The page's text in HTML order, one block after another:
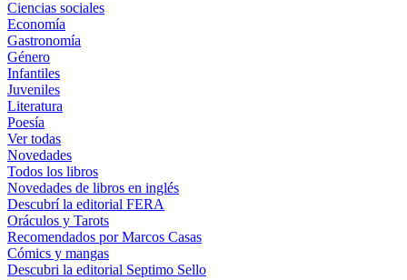
Ciencias sociales
Economía
Gastronomía
Género
Infantiles
Juveniles
Literatura
Poesía
Ver todas
Novedades
Todos los libros
Novedades de libros en inglés
Descubrí la editorial FERA
Oráculos y Tarots
Recomendados por Marcos Casas
Cómics y mangas
Descubri la editorial Septimo Sello